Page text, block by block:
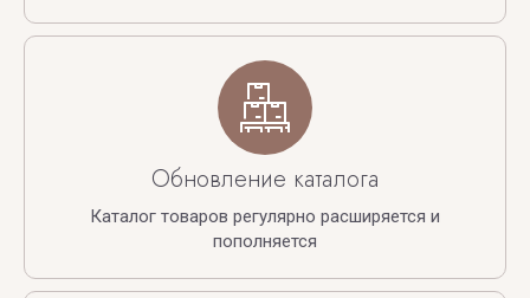
Обновление каталога
Каталог товаров регулярно расширяется и
пополняется